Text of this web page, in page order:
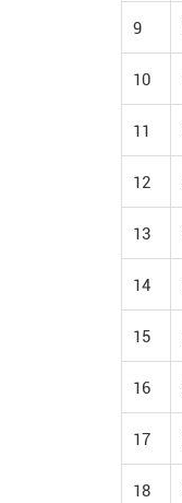
9
10
11
12
13
14
15
16
17
18